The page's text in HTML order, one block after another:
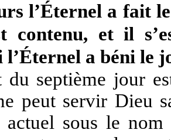
l’Éternel a fait
contenu, et il
a béni le
du septième jour
peut servir Dieu
actuel sous le